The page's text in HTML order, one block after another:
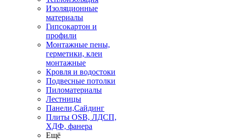
Изоляционные
материалы
Гипсокартон и
профили
Монтажные пены,
герметики, клеи
монтажные
Кровля и водостоки
Подвесные потолки
Пиломатериалы
Лестницы
Панели,Сайдинг
Плиты OSB, ЛДСП,
ХДФ, фанера
Ещё